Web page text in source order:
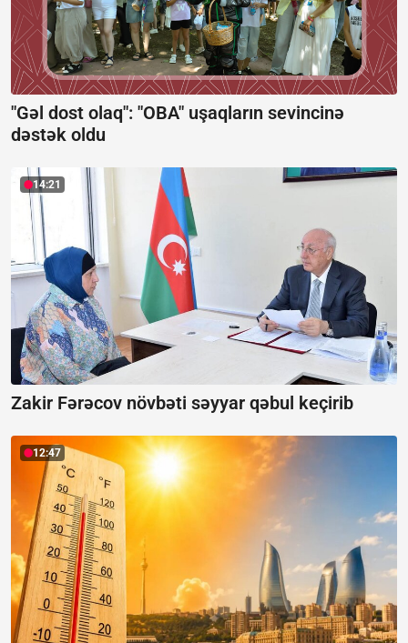
"Gəl dost olaq": "OBA" uşaqların sevincinə
dəstək oldu
14:21
Zakir Fərəcov növbəti səyyar qəbul keçirib
12:47